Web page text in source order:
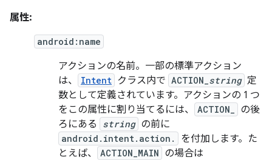
属性:
android:name
アクションの名前。一部の標準アクション
は、
Intent クラス内で ACTION_ string 定
数として定義されています。アクションの 1 つ
をこの属性に割り当てるには、
ACTION_
の後
ろにある
string の前に
android.intent.action.
を付加します。た
とえば、
ACTION_MAIN の場合は